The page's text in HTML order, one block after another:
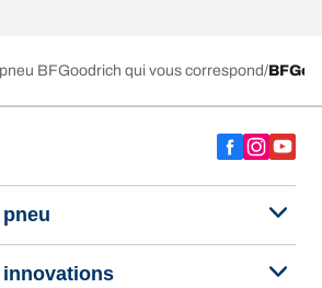
BFGoodrich qui vous correspond
innovations